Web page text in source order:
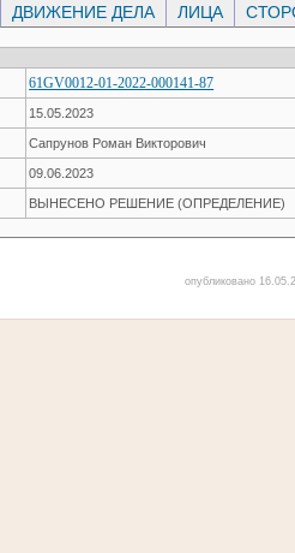
ДВИЖЕНИЕ ДЕЛА ЛИЦА
61GV0012-01-2022-000141-87
15.05.2023
Сапрунов Роман Викторович
09.06.2023
ВЫНЕСЕНО РЕШЕНИЕ (ОПРЕДЕЛЕНИЕ)
опубликовано